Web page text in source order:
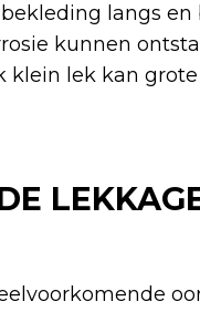
langs
kunnen
klein lek kan